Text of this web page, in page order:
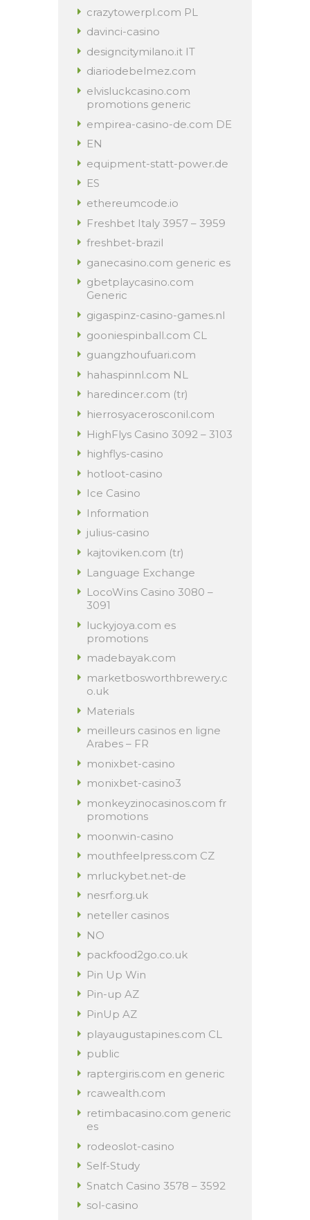
crazytowerpl.com PL
davinci-casino
designcitymilano.it IT
diariodebelmez.com
elvisluckcasino.com
promotions generic
empirea-casino-de.com DE
EN
equipment-statt-power.de
ES
ethereumcode.io
Freshbet Italy 3957 – 3959
freshbet-brazil
ganecasino.com generic es
gbetplaycasino.com
Generic
gigaspinz-casino-games.nl
gooniespinball.com CL
guangzhoufuari.com
hahaspinnl.com NL
haredincer.com (tr)
hierrosyacerosconil.com
HighFlys Casino 3092 – 3103
highflys-casino
hotloot-casino
Ice Casino
Information
julius-casino
kajtoviken.com (tr)
Language Exchange
LocoWins Casino 3080 –
3091
luckyjoya.com es
promotions
madebayak.com
marketbosworthbrewery.c
o.uk
Materials
meilleurs casinos en ligne
Arabes – FR
monixbet-casino
monixbet-casino3
monkeyzinocasinos.com fr
promotions
moonwin-casino
mouthfeelpress.com CZ
mrluckybet.net-de
nesrf.org.uk
neteller casinos
NO
packfood2go.co.uk
Pin Up Win
Pin-up AZ
PinUp AZ
playaugustapines.com CL
public
raptergiris.com en generic
rcawealth.com
retimbacasino.com generic
es
rodeoslot-casino
Self-Study
Snatch Casino 3578 – 3592
sol-casino